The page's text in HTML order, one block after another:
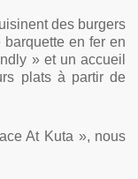
des burgers
en fer en
» et un accueil
plats à partir de
At Kuta », nous